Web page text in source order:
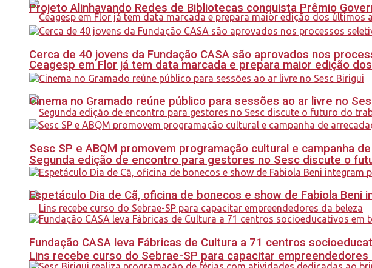
Ceagesp em Flor já tem data marcada e prepara maior edição
Segunda edição de encontro para gestores no Sesc discute o
Lins recebe curso do Sebrae-SP para capacitar empreendedores
Projeto Alinhavando Redes de Bibliotecas conquista Prêmio
Cerca de 40 jovens da Fundação CASA são aprovados nos
Cinema no Gramado reúne público para sessões ao ar livre no
Sesc SP e ABQM promovem programação cultural e campanha
Espetáculo Dia de Cã, oficina de bonecos e show de Fabiola
Fundação CASA leva Fábricas de Cultura a 71 centros